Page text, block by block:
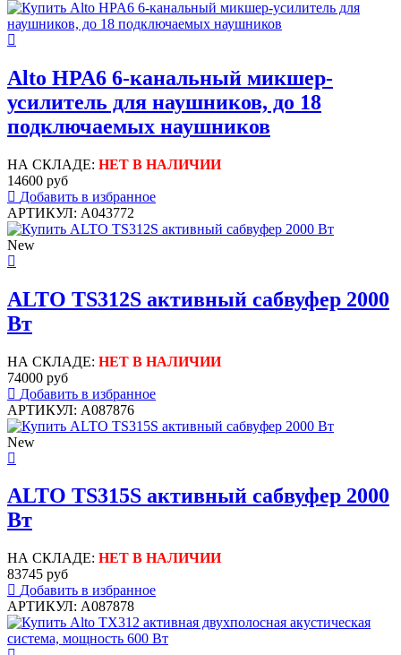
Alto HPA6 6-канальный микшер-
усилитель для наушников, до 18
подключаемых наушников
НА СКЛАДЕ: НЕТ В НАЛИЧИИ
14600 руб
Добавить в избранное
АРТИКУЛ: A043772
New
ALTO TS312S активный сабвуфер 2000
Вт
НА СКЛАДЕ: НЕТ В НАЛИЧИИ
74000 руб
Добавить в избранное
АРТИКУЛ: A087876
New
ALTO TS315S активный сабвуфер 2000
Вт
НА СКЛАДЕ: НЕТ В НАЛИЧИИ
83745 руб
Добавить в избранное
АРТИКУЛ: A087878